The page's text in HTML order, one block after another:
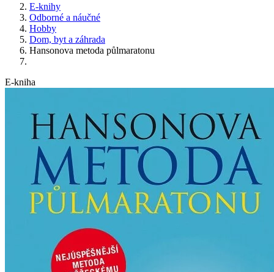
E-knihy
Odborné a náučné
Hobby
Dom, byt a záhrada
Hansonova metoda půlmaratonu
E-kniha